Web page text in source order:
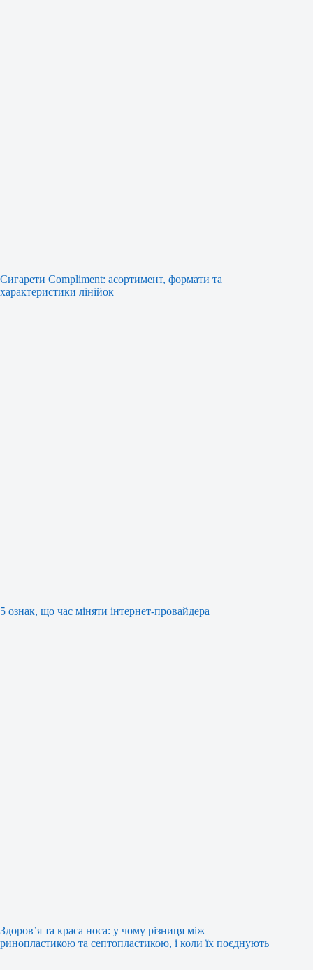
Сигарети Compliment: асортимент, формати та
характеристики лінійок
5 ознак, що час міняти інтернет-провайдера
Здоров’я та краса носа: у чому різниця між
ринопластикою та септопластикою, і коли їх поєднують